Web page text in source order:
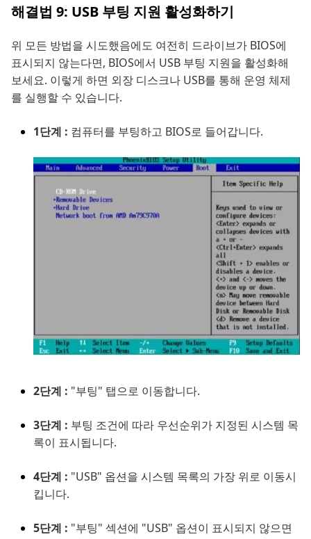
해결법 9: USB 부팅 지원 활성화하기
위 모든 방법을 시도했음에도 여전히 드라이브가 BIOS에
표시되지 않는다면, BIOS에서 USB 부팅 지원을 활성화해
보세요. 이렇게 하면 외장 디스크나 USB를 통해 운영 체제
를 실행할 수 있습니다.
1단계 : 컴퓨터를 부팅하고 BIOS로 들어갑니다.
2단계 : "부팅" 탭으로 이동합니다.
3단계 : 부팅 조건에 따라 우선순위가 지정된 시스템 목
록이 표시됩니다.
4단계 : "USB" 옵션을 시스템 목록의 가장 위로 이동시
킵니다.
5단계 : "부팅" 섹션에 "USB" 옵션이 표시되지 않으면